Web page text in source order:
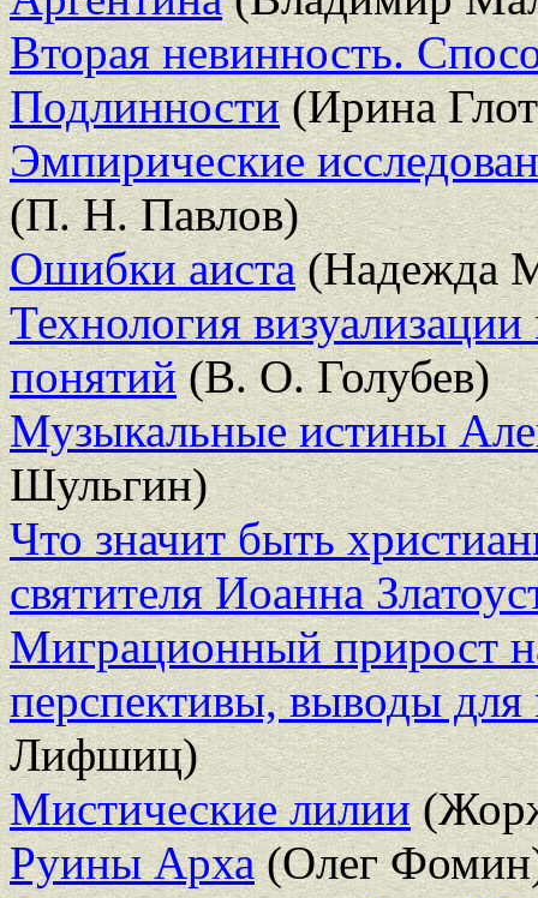
Вторая невинность.
Подлинности(Ирина
Эмпирические
(П. Н. Павлов)
Ошибки аиста(Надежда
Технология
понятий(В. О. Голубев)
Музыкальные истины
Шульгин)
Что значит быть
святителя Иоанна
Миграционный прирост
перспективы, выводы
Лифшиц)
Мистические лилии
Руины Арха(Олег